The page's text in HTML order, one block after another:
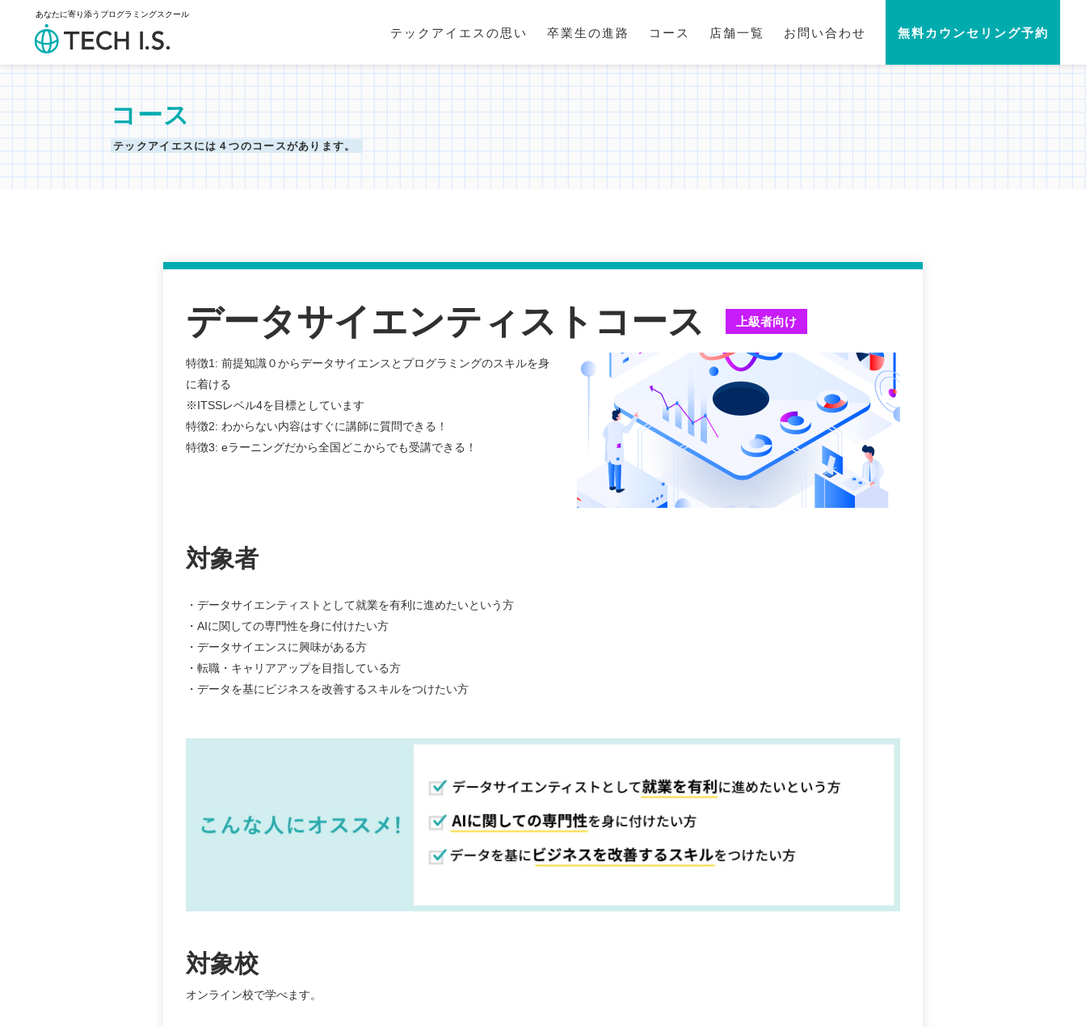
あなたに寄り添うプログラミングスクール
テックアイエスの思い 卒業生の進路 コース 店舗一覧 お問い合わせ 無料カウンセリング予約
コース
テックアイエスには ４つのコースがあります。
データサイエンティストコース 上級者向け
特徴1: 前提知識０からデータサイエンスとプログラミングのスキルを身
に着ける
※ITSSレベル4を目標としています
特徴2: わからない内容はすぐに講師に質問できる！
特徴3: eラーニングだから全国どこからでも受講できる！
対象者
データサイエンティストとして就業を有利に進めたいという方
AIに関しての専門性を身に付けたい方
データサイエンスに興味がある方
転職・キャリアアップを目指している方
データを基にビジネスを改善するスキルをつけたい方
対象校
オンライン校で学べます。